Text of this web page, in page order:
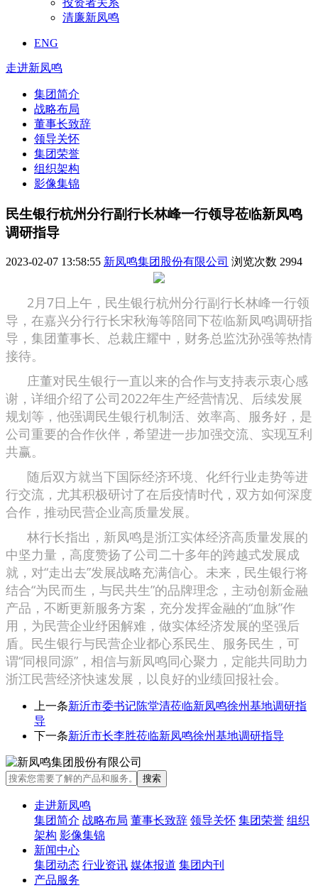
清廉新凤鸣
ENG
走进新凤鸣
集团简介
战略布局
董事长致辞
领导关怀
集团荣誉
组织架构
影像集锦
民生银行杭州分行副行长林峰一行领导莅临新凤鸣
调研指导
2023-02-07 13:58:55 新凤鸣集团股份有限公司 浏览次数 2994
2月7日上午，民生银行杭州分行副行长林峰一行领
导，在嘉兴分行行长宋秋海等陪同下莅临新凤鸣调研指
导，集团董事长、总裁庄耀中，财务总监沈孙强等热情
接待。
庄董对民生银行一直以来的合作与支持表示衷心感
谢，详细介绍了公司2022年生产经营情况、后续发展
规划等，他强调民生银行机制活、效率高、服务好，是
公司重要的合作伙伴，希望进一步加强交流、实现互利
共赢。
随后双方就当下国际经济环境、化纤行业走势等进
行交流，尤其积极研讨了在后疫情时代，双方如何深度
合作，推动民营企业高质量发展。
林行长指出，新凤鸣是浙江实体经济高质量发展的
中坚力量，高度赞扬了公司二十多年的跨越式发展成
就，对“走出去”发展战略充满信心。未来，民生银行将
结合“为民而生，与民共生”的品牌理念，主动创新金融
产品，不断更新服务方案，充分发挥金融的“血脉”作
用，为民营企业纾困解难，做实体经济发展的坚强后
盾。民生银行与民营企业都心系民生、服务民生，可
谓“同根同源”，相信与新凤鸣同心聚力，定能共同助力
浙江民营经济快速发展，以良好的业绩回报社会。
上一条新沂市委书记陈堂清莅临新凤鸣徐州基地调研指
导
下一条新沂市长李胜莅临新凤鸣徐州基地调研指导
走进新凤鸣
集团简介 战略布局 董事长致辞 领导关怀 集团荣誉 组织
架构 影像集锦
新闻中心
集团动态 行业资讯 媒体报道 集团内刊
产品服务